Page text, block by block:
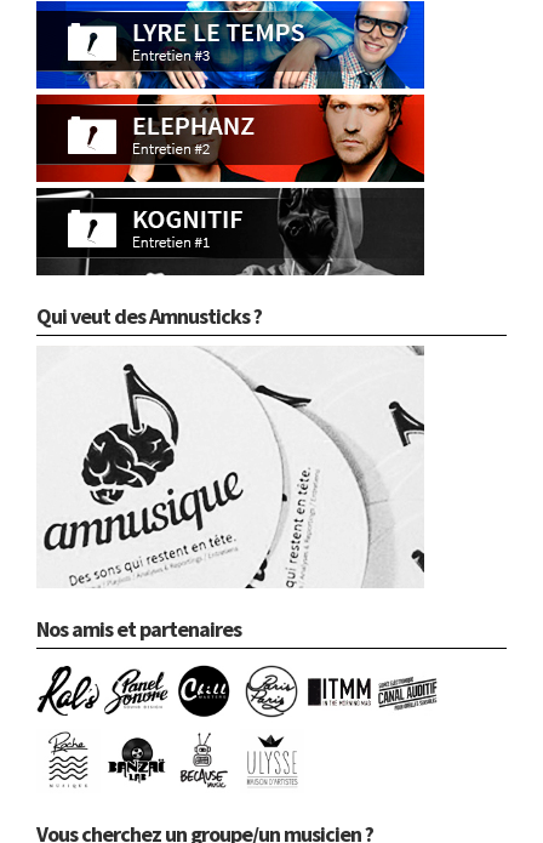
Qui veut des Amnusticks ?
Nos amis et partenaires
Vous cherchez un groupe/un musicien ?